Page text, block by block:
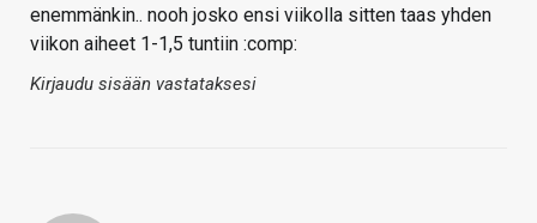
enemmänkin.. nooh josko ensi viikolla sitten taas yhden
viikon aiheet 1-1,5 tuntiin :comp:
Kirjaudu sisään vastataksesi